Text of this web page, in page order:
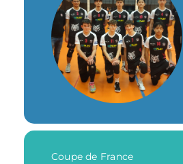
Coupe de France